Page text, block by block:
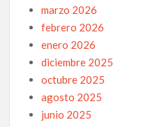
marzo 2026
febrero 2026
enero 2026
diciembre 2025
octubre 2025
agosto 2025
junio 2025